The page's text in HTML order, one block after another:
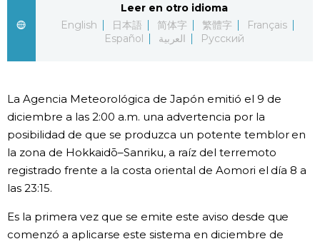
Fragmentos de Japón
Blog
Tokio
Leer en otro idioma
English
日本語 简体字 繁體字
Français
Español
العربية Русский
La Agencia Meteorológica de Japón emitió el 9 de
diciembre a las 2:00 a.m. una advertencia por la
posibilidad de que se produzca un potente temblor en
la zona de Hokkaidō–Sanriku, a raíz del terremoto
registrado frente a la costa oriental de Aomori el día 8 a
las 23:15.
Es la primera vez que se emite este aviso desde que
comenzó a aplicarse este sistema en diciembre de